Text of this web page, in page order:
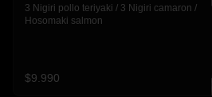
3 Nigiri pollo teriyaki / 3 Nigiri camaron /
Hosomaki salmon
$9.990